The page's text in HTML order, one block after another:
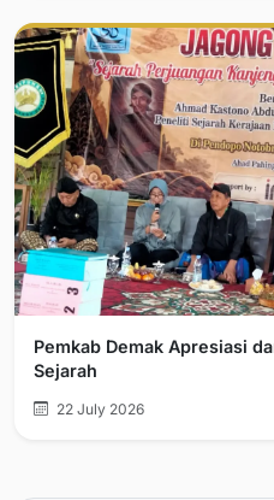
Pemkab Demak Apresiasi
Sejarah
22 July 2026